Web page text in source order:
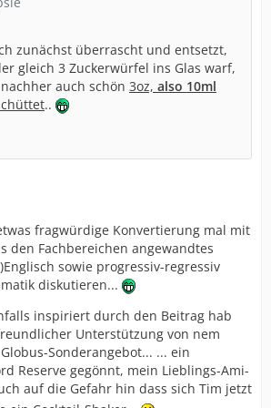
zunächst überrascht und entsetzt,
gleich 3 Zuckerwürfel ins Glas warf,
auch schön 3oz, also 10ml
..
fragwürdige Konvertierung mal mit
den Fachbereichen angewandtes
sowie progressiv-regressiv
diskutieren...
inspiriert durch den Beitrag hab
Unterstützung von nem
Sonderangebot... ... ein
Reserve gegönnt, mein Lieblings-Ami-
auf die Gefahr hin dass sich Tim jetzt